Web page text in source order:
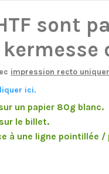
sont
impression recto
ici.
un papier 80g blanc.
le billet.
à une ligne pointillée /